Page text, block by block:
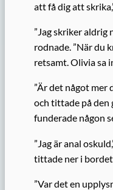
att få dig att
”Jag skriker
rodnade. ”När du
retsamt. Olivia sa
”Är det något mer
och tittade på den
funderade någon
”Jag är anal
tittade ner i bordet.
”Var det en